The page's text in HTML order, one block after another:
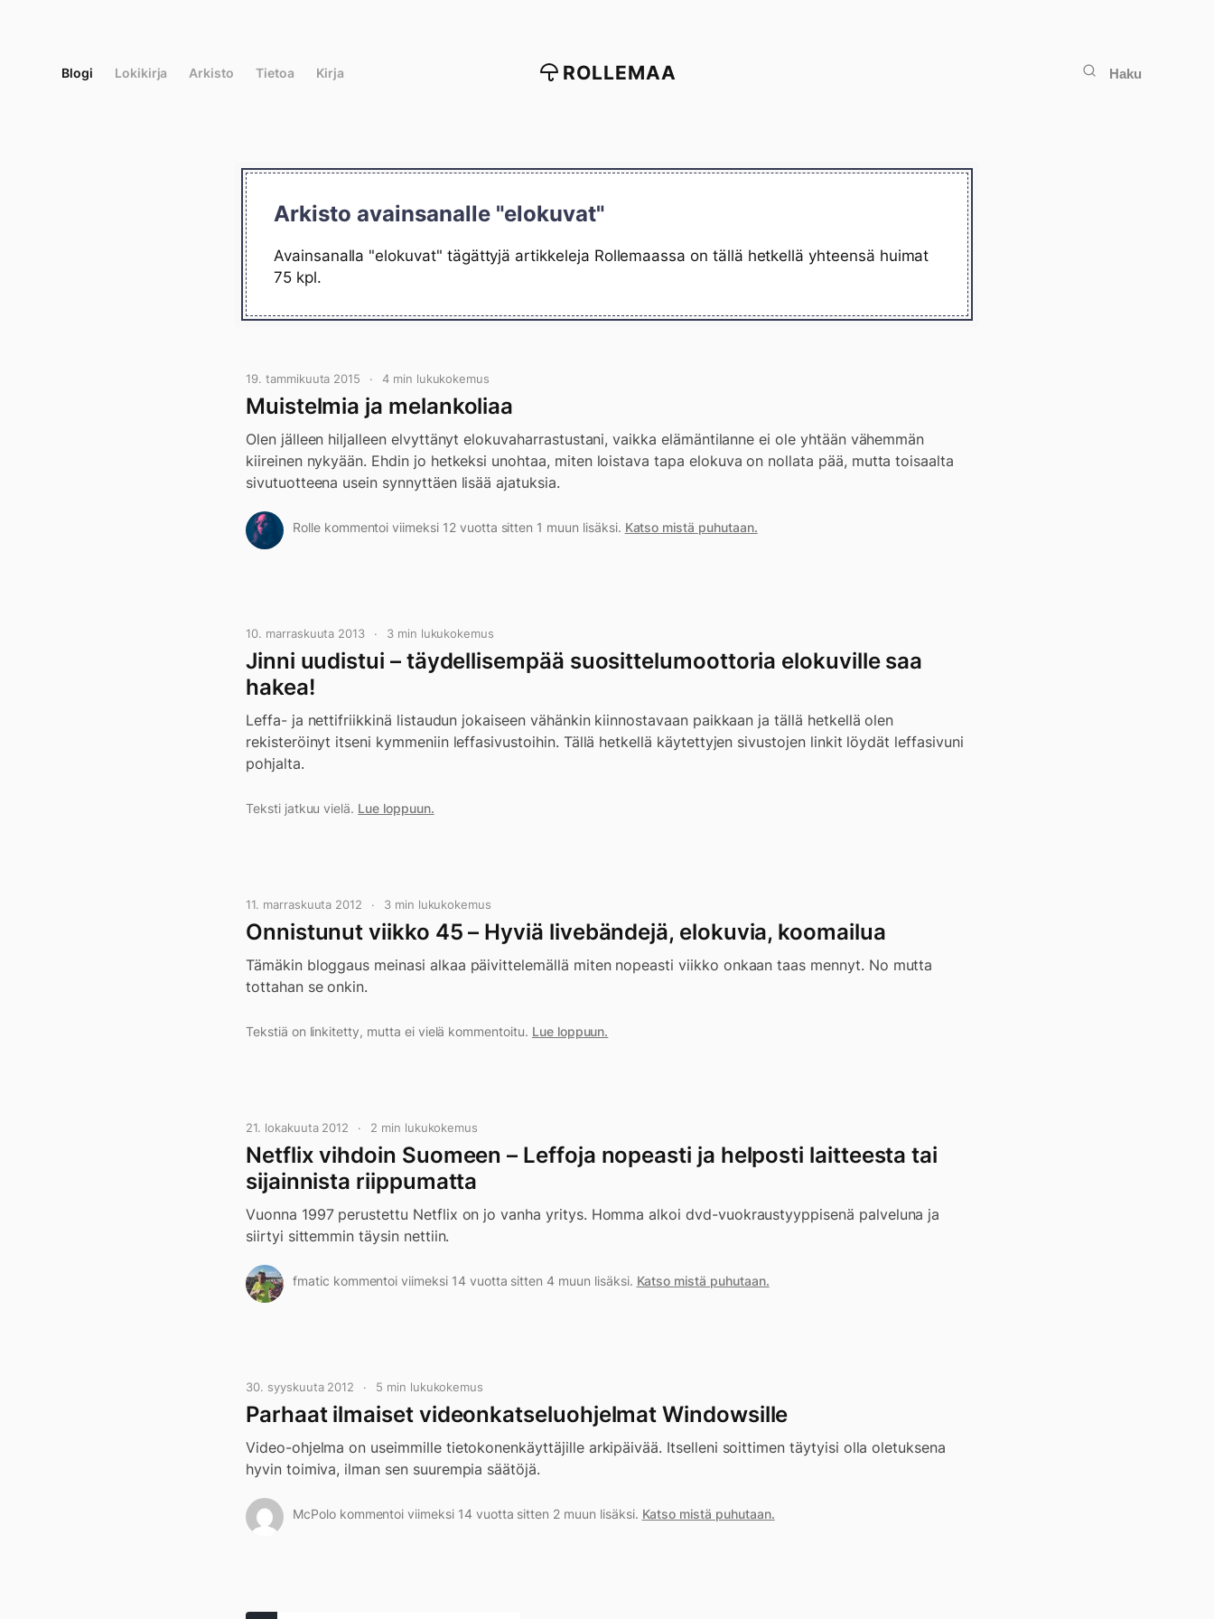
Blogi Lokikirja Arkisto Tietoa Kirja ROLLEMAA Haku
Arkisto avainsanalle "elokuvat"
Avainsanalla "elokuvat" tägättyjä artikkeleja Rollemaassa on tällä hetkellä yhteensä huimat
75 kpl.
19. tammikuuta 2015 4 min lukukokemus
Muistelmia ja melankoliaa
Olen jälleen hiljalleen elvyttänyt elokuvaharrastustani, vaikka elämäntilanne ei ole yhtään vähemmän
kiireinen nykyään. Ehdin jo hetkeksi unohtaa, miten loistava tapa elokuva on nollata pää, mutta toisaalta
sivutuotteena usein synnyttäen lisää ajatuksia.
Rolle kommentoi viimeksi 12 vuotta sitten 1 muun lisäksi. Katso mistä puhutaan.
10. marraskuuta 2013 3 min lukukokemus
Jinni uudistui – täydellisempää suosittelumoottoria elokuville saa
hakea!
Leffa- ja nettifriikkinä listaudun jokaiseen vähänkin kiinnostavaan paikkaan ja tällä hetkellä olen
rekisteröinyt itseni kymmeniin leffasivustoihin. Tällä hetkellä käytettyjen sivustojen linkit löydät leffasivuni
pohjalta.
Teksti jatkuu vielä. Lue loppuun.
11. marraskuuta 2012 3 min lukukokemus
Onnistunut viikko 45 – Hyviä livebändejä, elokuvia, koomailua
Tämäkin bloggaus meinasi alkaa päivittelemällä miten nopeasti viikko onkaan taas mennyt. No mutta
tottahan se onkin.
Tekstiä on linkitetty, mutta ei vielä kommentoitu. Lue loppuun.
21. lokakuuta 2012 2 min lukukokemus
Netflix vihdoin Suomeen – Leffoja nopeasti ja helposti laitteesta tai
sijainnista riippumatta
Vuonna 1997 perustettu Netflix on jo vanha yritys. Homma alkoi dvd-vuokraustyyppisenä palveluna ja
siirtyi sittemmin täysin nettiin.
fmatic kommentoi viimeksi 14 vuotta sitten 4 muun lisäksi. Katso mistä puhutaan.
30. syyskuuta 2012 5 min lukukokemus
Parhaat ilmaiset videonkatseluohjelmat Windowsille
Video-ohjelma on useimmille tietokonenkäyttäjille arkipäivää. Itselleni soittimen täytyisi olla oletuksena
hyvin toimiva, ilman sen suurempia säätöjä.
McPolo kommentoi viimeksi 14 vuotta sitten 2 muun lisäksi. Katso mistä puhutaan.